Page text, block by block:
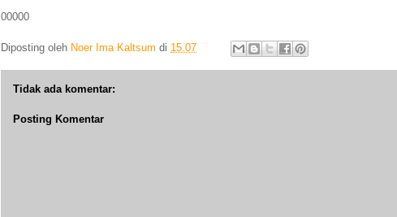
00000
Diposting oleh Noer Ima Kaltsum di 15.07
Tidak ada komentar:
Posting Komentar